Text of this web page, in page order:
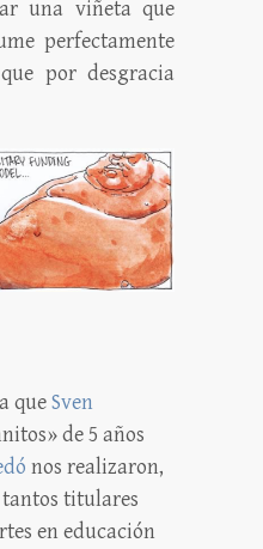
una viñeta que
perfectamente
por desgracia
queSven
de 5 años
nos realizaron,
tantos titulares
en educación